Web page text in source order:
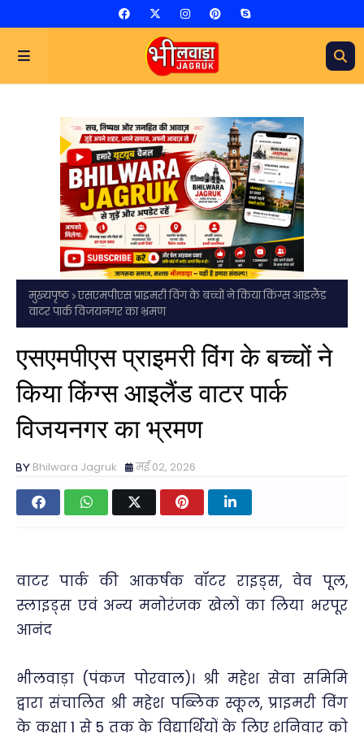
मुख्यपृष्ठ एसएमपीएस प्राइमरी विंग के बच्चों ने किया किंग्स आइलैंड
वाटर पार्क विजयनगर का भ्रमण
एसएमपीएस प्राइमरी विंग के बच्चों ने
किया किंग्स आइलैंड वाटर पार्क
विजयनगर का भ्रमण
Bhilwara Jagruk मई 02, 2026
वाटर पार्क की आकर्षक वॉटर राइड्स, वेव पूल,
स्लाइड्स एवं अन्य मनोरंजक खेलों का लिया भरपूर
आनंद
भीलवाड़ा (पंकज पोरवाल)। श्री महेश सेवा समिमि
द्वारा संचालित श्री महेश पब्लिक स्कूल, प्राइमरी विंग
के कक्षा 1 से 5 तक के विद्यार्थियों के लिए शनिवार को